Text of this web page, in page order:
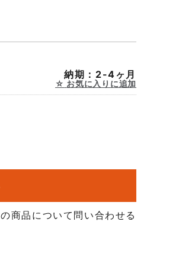
納期：2-4ヶ月
お気に入りに追加
商品について問い合わせる